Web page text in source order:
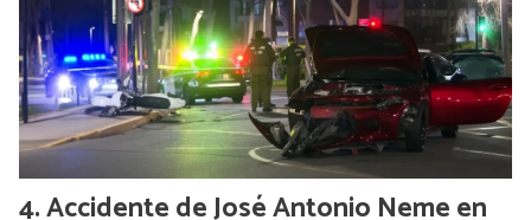
Accidente de José Antonio Neme en